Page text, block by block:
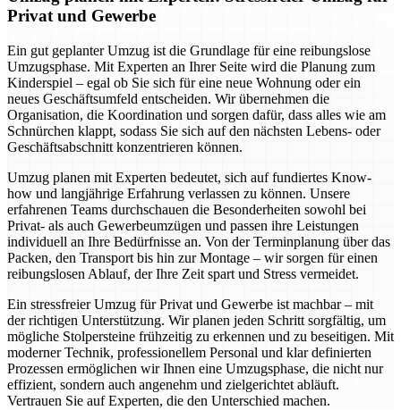
Privat und Gewerbe
Ein gut geplanter Umzug ist die Grundlage für eine reibungslose
Umzugsphase. Mit Experten an Ihrer Seite wird die Planung zum
Kinderspiel – egal ob Sie sich für eine neue Wohnung oder ein
neues Geschäftsumfeld entscheiden. Wir übernehmen die
Organisation, die Koordination und sorgen dafür, dass alles wie am
Schnürchen klappt, sodass Sie sich auf den nächsten Lebens- oder
Geschäftsabschnitt konzentrieren können.
Umzug planen mit Experten bedeutet, sich auf fundiertes Know-
how und langjährige Erfahrung verlassen zu können. Unsere
erfahrenen Teams durchschauen die Besonderheiten sowohl bei
Privat- als auch Gewerbeumzügen und passen ihre Leistungen
individuell an Ihre Bedürfnisse an. Von der Terminplanung über das
Packen, den Transport bis hin zur Montage – wir sorgen für einen
reibungslosen Ablauf, der Ihre Zeit spart und Stress vermeidet.
Ein stressfreier Umzug für Privat und Gewerbe ist machbar – mit
der richtigen Unterstützung. Wir planen jeden Schritt sorgfältig, um
mögliche Stolpersteine frühzeitig zu erkennen und zu beseitigen. Mit
moderner Technik, professionellem Personal und klar definierten
Prozessen ermöglichen wir Ihnen eine Umzugsphase, die nicht nur
effizient, sondern auch angenehm und zielgerichtet abläuft.
Vertrauen Sie auf Experten, die den Unterschied machen.